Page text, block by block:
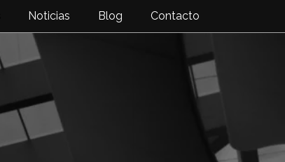
Noticias Blog Contacto